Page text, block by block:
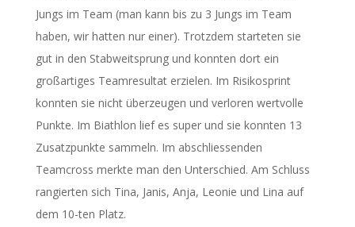
Jungs im Team (man kann bis zu 3 Jungs im Team
haben, wir hatten nur einer). Trotzdem starteten sie
gut in den Stabweitsprung und konnten dort ein
großartiges Teamresultat erzielen. Im Risikosprint
konnten sie nicht überzeugen und verloren wertvolle
Punkte. Im Biathlon lief es super und sie konnten 13
Zusatzpunkte sammeln. Im abschliessenden
Teamcross merkte man den Unterschied. Am Schluss
rangierten sich Tina, Janis, Anja, Leonie und Lina auf
dem 10-ten Platz.